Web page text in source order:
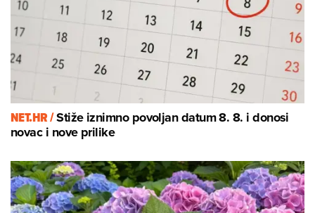
NET.HR /Stiže iznimno povoljan datum 8. 8. i donosi
novac i nove prilike